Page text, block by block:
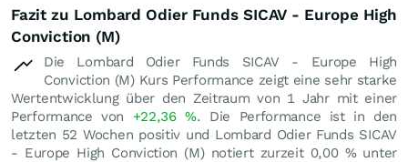
Fazit zu Lombard Odier Funds SICAV - Europe High
Conviction (M)
Die Lombard Odier Funds SICAV - Europe High
Conviction (M) Kurs Performance zeigt eine sehr starke
Wertentwicklung über den Zeitraum von 1 Jahr mit einer
Performance von +22,36%. Die Performance ist in den
letzten 52 Wochen positiv und Lombard Odier Funds SICAV
- Europe High Conviction (M) notiert zurzeit 0,00 %unter